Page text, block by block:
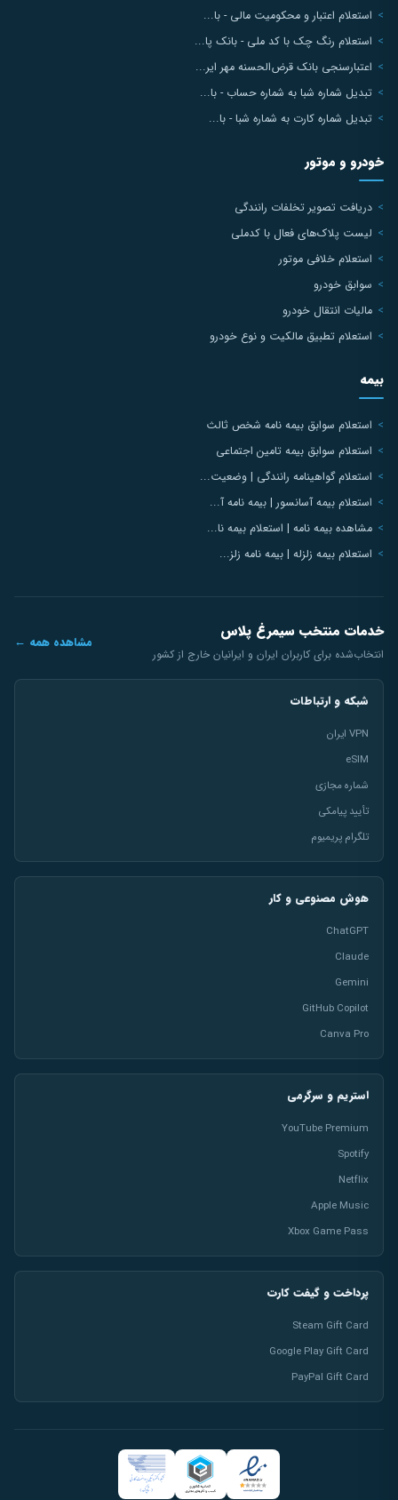
استعلام اعتبار و محکومیت مالی - با...
استعلام رنگ چک با کد ملی - بانک پا...
اعتبارسنجی بانک قرض‌الحسنه مهر ایر...
تبدیل شماره شبا به شماره حساب - با...
تبدیل شماره کارت به شماره شبا - با...
خودرو و موتور
دریافت تصویر تخلفات رانندگی
لیست پلاک‌های فعال با کدملی
استعلام خلافی موتور
سوابق خودرو
مالیات انتقال خودرو
استعلام تطبیق مالکیت و نوع خودرو
بیمه
استعلام سوابق بیمه نامه شخص ثالث
استعلام سوابق بیمه تامین اجتماعی
استعلام گواهینامه رانندگی | وضعیت...
استعلام بیمه آسانسور | بیمه نامه آ...
مشاهده بیمه نامه | استعلام بیمه نا...
استعلام بیمه زلزله | بیمه نامه زلز...
خدمات منتخب سیمرغ پلاس
انتخاب‌شده برای کاربران ایران و ایرانیان خارج از کشور
مشاهده همه ←
شبکه و ارتباطات
VPN ایران
eSIM
شماره مجازی
تأیید پیامکی
تلگرام پریمیوم
هوش مصنوعی و کار
ChatGPT
Claude
Gemini
GitHub Copilot
Canva Pro
استریم و سرگرمی
YouTube Premium
Spotify
Netflix
Apple Music
Xbox Game Pass
پرداخت و گیفت کارت
Steam Gift Card
Google Play Gift Card
PayPal Gift Card